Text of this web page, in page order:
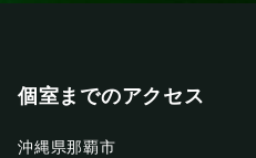
個室までのアクセス
沖縄県那覇市